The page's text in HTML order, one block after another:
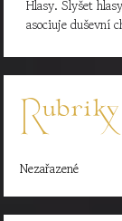
Hlasy. Slyšet
asociuje duševní
Rubriky
Nezařazené